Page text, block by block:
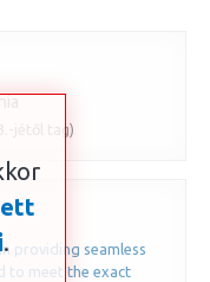
jétől tag)
providing seamless
to meet the exact
.